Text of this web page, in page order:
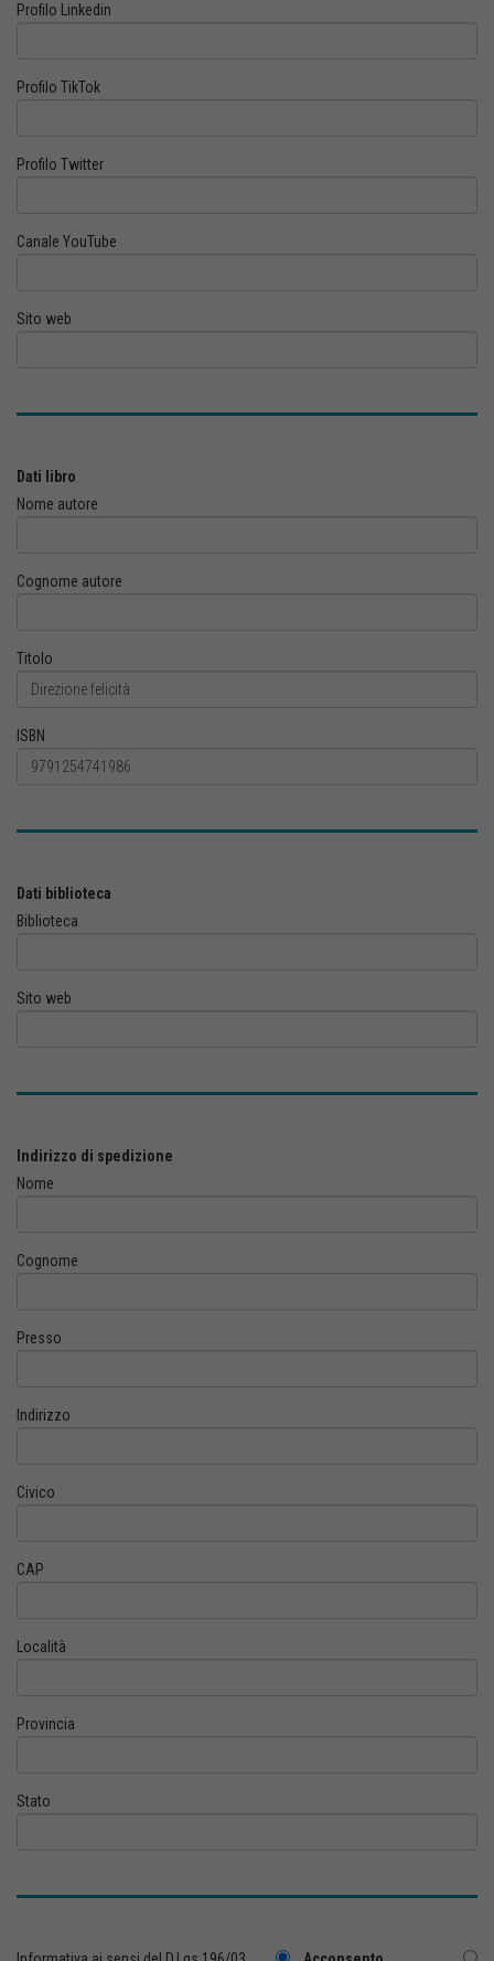
Profilo Linkedin
Profilo TikTok
Profilo Twitter
Canale YouTube
Sito web
Dati libro
Nome autore
Cognome autore
Titolo
ISBN
Dati biblioteca
Biblioteca
Sito web
Indirizzo di spedizione
Nome
Cognome
Presso
Indirizzo
Civico
CAP
Località
Provincia
Stato